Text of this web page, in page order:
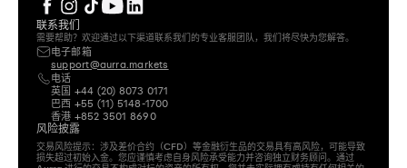
联系我们
需要帮助？欢迎通过以下渠道联系我们的专业客服团队，我们将尽快为您解答。
电子邮箱
support@aurra.markets
电话
英国 +44 (20) 8073 0171
巴西 +55 (11) 5148-1700
香港 +852 3501 8690
风险披露
交易风险提示：涉及差价合约（CFD）等金融衍生品的交易具有高风险，可能导致
损失超过初始入金。您应谨慎考虑自身风险承受能力并咨询独立财务顾问。通过